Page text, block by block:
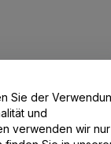
Sie der
und